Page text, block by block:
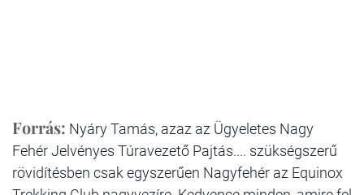
Forrás: Nyáry Tamás, azaz az Ügyeletes Nagy
Fehér Jelvényes Túravezető Pajtás.... szükségszerű
rövidítésben csak egyszerűen Nagyfehér az Equinox